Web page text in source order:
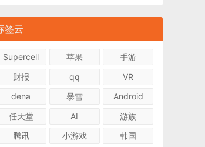
签云
Supercell 苹果
手游
财报
qq
VR
dena
暴雪
Android
任天堂
AI
游族
腾讯
小游戏
韩国